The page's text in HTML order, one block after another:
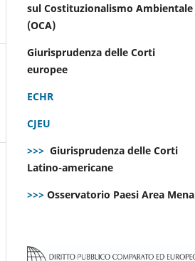
sul Costituzionalismo Ambientale
(OCA)
Giurisprudenza delle Corti
europee
ECHR
CJEU
>>> Giurisprudenza delle Corti
Latino-americane
>>> Osservatorio Paesi Area Mena